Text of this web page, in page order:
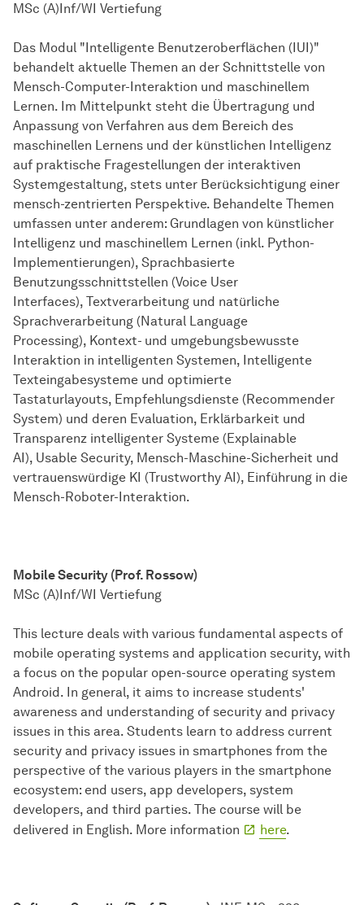
MSc (A)Inf/WI Vertiefung
Das Modul "Intelligente Benutzeroberflächen (IUI)"
behandelt aktuelle Themen an der Schnittstelle von
Mensch-Computer-Interaktion und maschinellem
Lernen. Im Mittelpunkt steht die Übertragung und
Anpassung von Verfahren aus dem Bereich des
maschinellen Lernens und der künstlichen Intelligenz
auf praktische Fragestellungen der interaktiven
Systemgestaltung, stets unter Berücksichtigung einer
mensch-zentrierten Perspektive. Behandelte Themen
umfassen unter anderem: Grundlagen von künstlicher
Intelligenz und maschinellem Lernen (inkl. Python-
Implementierungen), Sprachbasierte
Benutzungsschnittstellen (Voice User
Interfaces), Textverarbeitung und natürliche
Sprachverarbeitung (Natural Language
Processing), Kontext- und umgebungsbewusste
Interaktion in intelligenten Systemen, Intelligente
Texteingabesysteme und optimierte
Tastaturlayouts, Empfehlungsdienste (Recommender
System) und deren Evaluation, Erklärbarkeit und
Transparenz intelligenter Systeme (Explainable
AI), Usable Security, Mensch-Maschine-Sicherheit und
vertrauenswürdige KI (Trustworthy AI), Einführung in die
Mensch-Roboter-Interaktion.
Mobile Security (Prof. Rossow)
MSc (A)Inf/WI Vertiefung
This lecture deals with various fundamental aspects of
mobile operating systems and application security, with
a focus on the popular open-source operating system
Android. In general, it aims to increase students'
awareness and understanding of security and privacy
issues in this area. Students learn to address current
security and privacy issues in smartphones from the
perspective of the various players in the smartphone
ecosystem: end users, app developers, system
developers, and third parties. The course will be
delivered in English. More information
here.